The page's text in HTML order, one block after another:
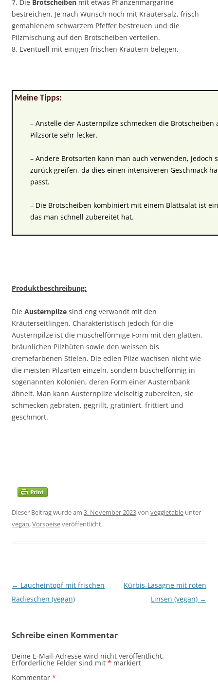
7. Die Brotscheiben mit etwas Pflanzenmargarine
bestreichen. Je nach Wunsch noch mit Kräutersalz, frisch
gemahlenem schwarzem Pfeffer bestreuen und die
Pilzmischung auf den Brotscheiben verteilen.
8. Eventuell mit einigen frischen Kräutern belegen.
Meine Tipps:
– Anstelle der Austernpilze schmecken die
Pilzsorte sehr lecker.
– Andere Brotsorten kann man auch verwenden, jedoch
zurück greifen, da dies einen intensiveren Geschmack
passt.
– Die Brotscheiben kombiniert mit einem Blattsalat ist
das man schnell zubereitet hat.
Produktbeschreibung:
Die Austernpilze sind eng verwandt mit den
Kräuterseitlingen. Charakteristisch jedoch für die
Austernpilze ist die muschelförmige Form mit den glatten,
bräunlichen Pilzhüten sowie den weissen bis
cremefarbenen Stielen. Die edlen Pilze wachsen nicht wie
die meisten Pilzarten einzeln, sondern büschelförmig in
sogenannten Kolonien, deren Form einer Austernbank
ähnelt. Man kann Austernpilze vielseitig zubereiten, sie
schmecken gebraten, gegrillt, gratiniert, frittiert und
geschmort.
Dieser Beitrag wurde am 3. November 2023von veggietable unter
vegan,Vorspeiseveröffentlicht.
Beitragsnavigation
← Laucheintopf mit frischen
Radieschen (vegan)
Kürbis-Lasagne mit roten
Linsen (vegan) →
Schreibe einen Kommentar
Deine E-Mail-Adresse wird nicht veröffentlicht.
Erforderliche Felder sind mit * markiert
Kommentar *